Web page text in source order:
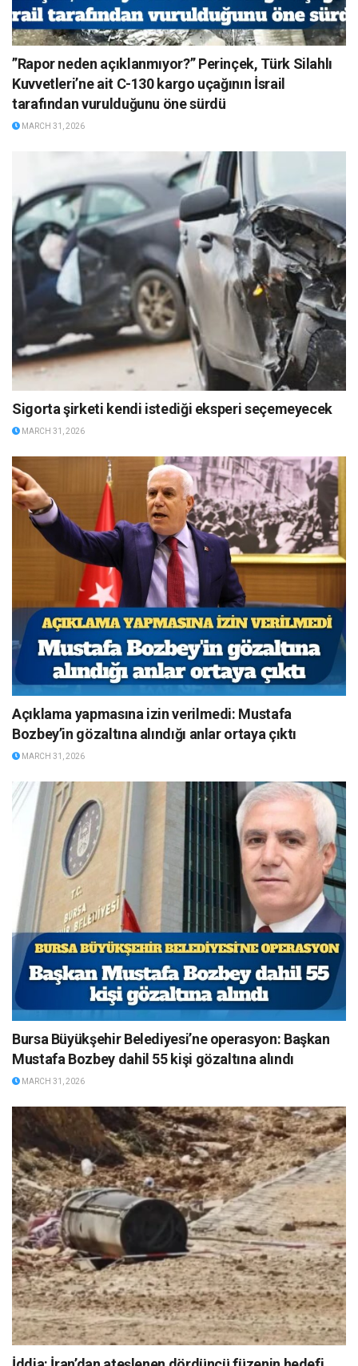
”Rapor neden açıklanmıyor?” Perinçek, Türk Silahlı
Kuvvetleri’ne ait C-130 kargo uçağının İsrail
tarafından vurulduğunu öne sürdü
MARCH 31, 2026
Sigorta şirketi kendi istediği eksperi seçemeyecek
MARCH 31, 2026
Açıklama yapmasına izin verilmedi: Mustafa
Bozbey’in gözaltına alındığı anlar ortaya çıktı
MARCH 31, 2026
Bursa Büyükşehir Belediyesi’ne operasyon: Başkan
Mustafa Bozbey dahil 55 kişi gözaltına alındı
MARCH 31, 2026